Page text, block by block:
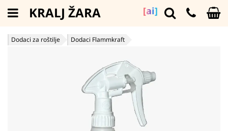
[ai]
KRALJ ŽARA
Dodaci za roštilje Dodaci Flammkraft